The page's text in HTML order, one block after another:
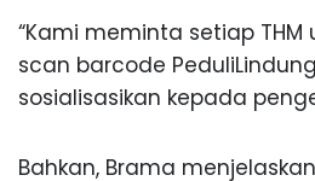
“Kami meminta setiap
scan barcode
sosialisasikan kepada
Bahkan, Brama